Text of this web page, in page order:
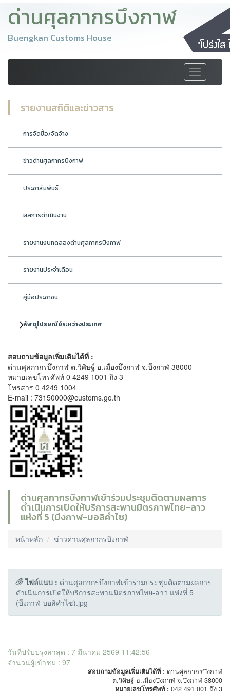
ด่านศุลกากรบึงกาฬ
Buengkan Customs House
Toggle
navigation
รายงานสถิติและข่าวสาร
การจัดซื้อ/จัดจ้าง
ข่าวด่านศุลกากรบึงกาฬ
ประชาสัมพันธ์
ผลการดำเนินงาน
รายงานงบทดลองด่านศุลกากรบึงกาฬ
รายงานประจำเดือน
คู่มือประชาชน
พัสดุไปรษณีย์ระหว่างประเทศ
สอบถามข้อมูลเพิ่มเติมได้ที่ :
ด่านศุลกากรบึงกาฬ ต.วิศิษฐ์ อ.เมืองบึงกาฬ จ.บึงกาฬ 38000
หมายเลขโทรศัพท์ 0 4249 1001 ถึง 3
โทรสาร 0 4249 1004
E-mail : 73150000@customs.go.th
ด่านศุลกากรบึงกาฬเข้าร่วมประชุมติดตามผลการ
ดำเนินการเปิดให้บริการสะพานมิตรภาพไทย-ลาว
แห่งที่ 5 (บึงกาฬ-บอลิคำไซ)
หน้าหลัก ข่าวด่านศุลกากรบึงกาฬ
ไฟล์แนบ : ด่านศุลกากรบึงกาฬเข้าร่วมประชุมติดตามผลการ
ดำเนินการเปิดให้บริการสะพานมิตรภาพไทย-ลาว แห่งที่ 5
(บึงกาฬ-บอลิคำไซ).jpg
วันที่ปรับปรุงล่าสุด : 7 มีนาคม 2569 11:42:56
จำนวนผู้เข้าชม : 97
สอบถามข้อมูลเพิ่มเติมได้ที่ : ด่านศุลกากรบึงกาฬ
ต.วิศิษฐ์ อ.เมืองบึงกาฬ จ.บึงกาฬ 38000
หมายเลขโทรศัพท์ : 042 491 001 ถึง 3